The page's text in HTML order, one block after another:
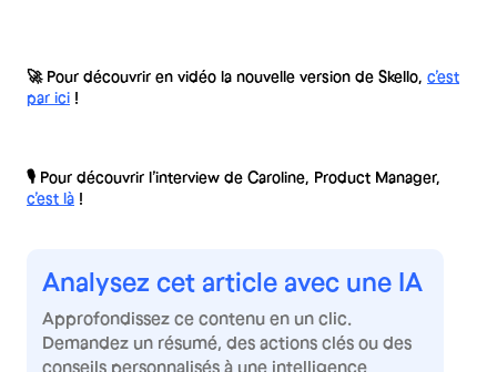
🚀 Pour découvrir en vidéo la nouvelle version de Skello, c’est
par ici !
🎙 Pour découvrir l’interview de Caroline, Product Manager,
c’est là !
Analysez cet article avec une IA
Approfondissez ce contenu en un clic.
Demandez un résumé, des actions clés ou des
conseils personnalisés à une intelligence